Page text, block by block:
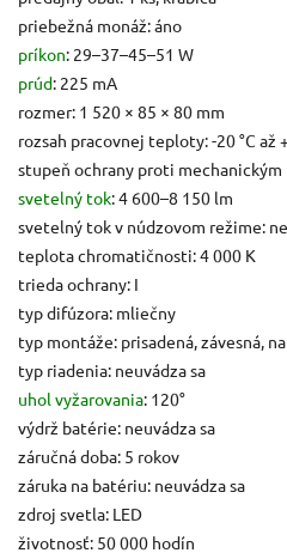
priebežná monáž: áno
príkon: 29–37–45–51 W
prúd: 225 mA
rozmer: 1 520 × 85 × 80 mm
rozsah pracovnej teploty: -20 °C až
stupeň ochrany proti mechanickým
svetelný tok: 4 600–8 150 lm
svetelný tok v núdzovom režime:
teplota chromatičnosti: 4 000 K
trieda ochrany: I
typ difúzora: mliečny
typ montáže: prisadená, závesná,
typ riadenia: neuvádza sa
uhol vyžarovania: 120°
výdrž batérie: neuvádza sa
záručná doba: 5 rokov
záruka na batériu: neuvádza sa
zdroj svetla: LED
životnosť: 50 000 hodín